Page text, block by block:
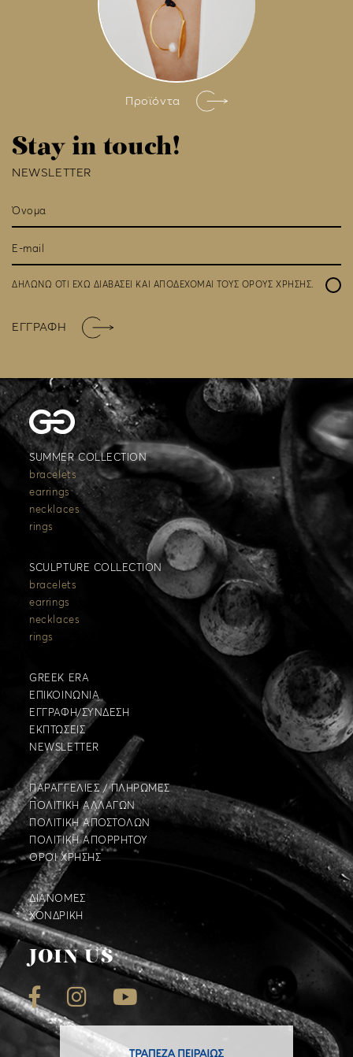
Προϊόντα
Stay in touch!
NEWSLETTER
ΔΗΛΩΝΩ ΟΤΙ ΕΧΩ ΔΙΑΒΑΣΕΙ ΚΑΙ ΑΠΟΔΕΧΟΜΑΙ ΤΟΥΣ ΟΡΟΥΣ ΧΡΗΣΗΣ.
ΕΓΓΡΑΦΗ
SUMMER COLLECTION
bracelets
earrings
necklaces
rings
SCULPTURE COLLECTION
bracelets
earrings
necklaces
rings
GREEK ERA
ΕΠΙΚΟΙΝΩΝΙΑ
ΕΓΓΡΑΦΗ/ΣΥΝΔΕΣΗ
ΕΚΠΤΩΣΕΙΣ
NEWSLETTER
ΠΑΡΑΓΓΕΛΙΕΣ / ΠΛΗΡΩΜΕΣ
ΠΟΛΙΤΙΚΗ ΑΛΛΑΓΩΝ
ΠΟΛΙΤΙΚΗ ΑΠΟΣΤΟΛΩΝ
ΠΟΛΙΤΙΚΗ ΑΠΟΡΡΗΤΟΥ
ΟΡΟΙ ΧΡΗΣΗΣ
ΔΙΑΝΟΜΕΣ
ΧΟΝΔΡΙΚΗ
JOIN US